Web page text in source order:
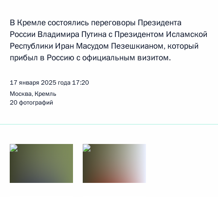
В Кремле состоялись переговоры Президента
России Владимира Путина с Президентом Исламской
Республики Иран Масудом Пезешкианом, который
прибыл в Россию с официальным визитом.
17 января 2025 года 17:20
Москва, Кремль
20 фотографий